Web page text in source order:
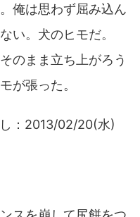
俺は思わず屈み込ん
い。犬のヒモだ。
のまま立ち上がろう
が張った。
：2013/02/20(水)